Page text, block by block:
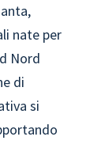
nate per
Nord
di
si